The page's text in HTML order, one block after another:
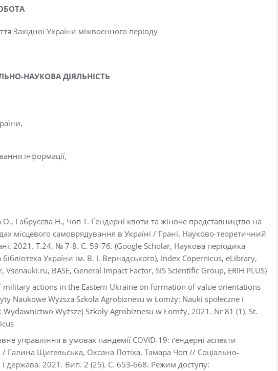
Західної України міжвоєнного періоду
НАУКОВА ДІЯЛЬНІСТЬ
інформації,
Габрусєва Н., Чоп Т. Ґендерні квоти та жіноче представництво на
місцевого самоврядування в Україні / Грані. Науково-теоретичний
2021. Т.24, № 7-8. С. 59-76. (Google Scholar, Наукова періодика
України ім. В. І. Вернадського), Index Copernicus, eLibrary,
BASE, General Impact Factor, SIS Scientific Group, ERIH PLUS)
military actions in the Eastern Ukraine on formation of value orientations
Naukowe Wyższa Szkoła Agrobiznesu w Łomży: Nauki społeczne i
Wyższej Szkoły Agrobiznesu w Łomży, 2021. Nr 81 (1). St.
управління в умовах пандемії COVID-19: ґендерні аспекти
Галина Щигельська, Оксана Потіха, Тамара Чоп // Соціально-
держава. 2021. Вип. 2 (25). С. 653-668. Режим доступу: